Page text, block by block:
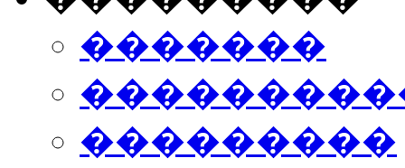
�������
���������